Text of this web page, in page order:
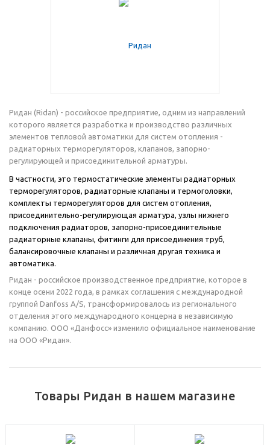
Ридан (Ridan) - российское предприятие, одним из направлений
которого является разработка и производство различных
элементов тепловой автоматики для систем отопления -
радиаторных терморегуляторов, клапанов, запорно-
регулирующей и присоединительной арматуры.
В частности, это термостатические элементы радиаторных
терморегуляторов, радиаторные клапаны и термоголовки,
комплекты терморегуляторов для систем отопления,
присоединительно-регулирующая арматура, узлы нижнего
подключения радиаторов, запорно-присоединительные
радиаторные клапаны, фитинги для присоединения труб,
балансировочные клапаны и различная другая техника и
автоматика.
Ридан - российское производственное предприятие, которое в
конце осени 2022 года, в рамках соглашения с международной
группой Danfoss A/S, трансформировалось из регионального
отделения этого международного концерна в независимую
компанию. ООО «Данфосс» изменило официальное наименование
на ООО «Ридан».
Товары Ридан в нашем магазине